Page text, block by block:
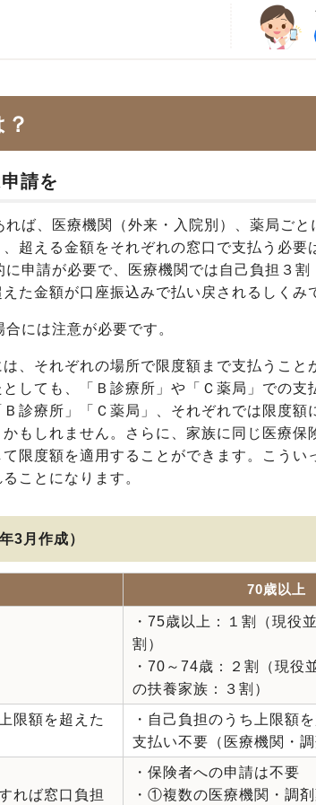
請を
ば、医療機関（外来・入院別）、薬局ごと
超える金額をそれぞれの窓口で支払う必要
申請が必要で、医療機関では自己負担３割
た金額が口座振込みで払い戻されるしくみ
には注意が必要です。
、それぞれの場所で限度額まで支払うこと
しても、「Ｂ診療所」や「Ｃ薬局」での支
診療所」「Ｃ薬局」、それぞれでは限度額
もしれません。さらに、家族に同じ医療保
限度額を適用することができます。こうい
ことになります。
3月作成）
70歳以上
・75歳以上：１割（現役
割）
・70～74歳：２割（現役
の扶養家族：３割）
限額を超えた
・自己負担のうち上限額
支払い不要（医療機関・調
れば窓口負担
・保険者への申請は不要
・①複数の医療機関・調